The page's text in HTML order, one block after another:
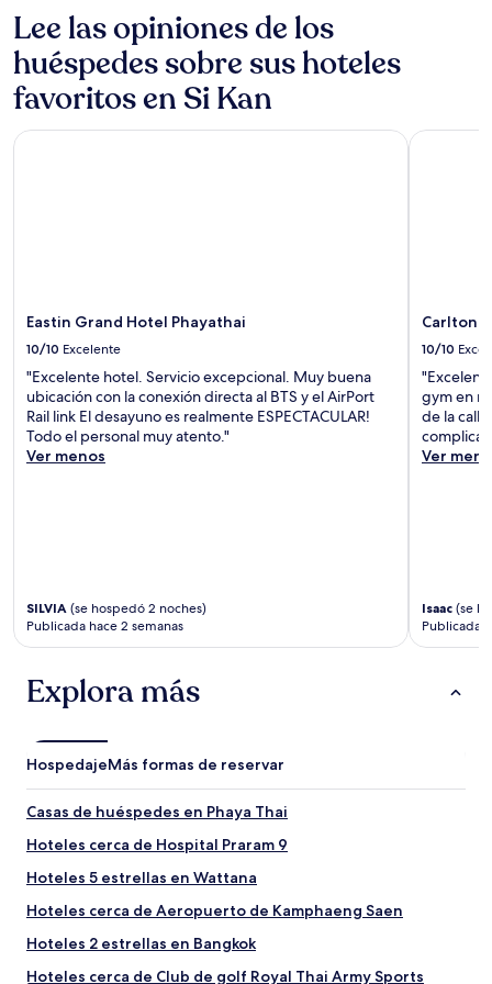
disponibilidad
están
sujetos
cambios.
términos
Lee las opiniones de los
huéspedes sobre sus hoteles
favoritos en Si Kan
Eastin Grand Hotel Phayathai
10/10 Excelente
"Excelente hotel. Servicio excepcional. Muy buena
ubicación con la conexión directa al BTS y el AirPort
Rail link El desayuno es realmente ESPECTACULAR!
Todo el personal muy atento."
Ver menos
SILVIA (se hospedó 2 noches)
Publicada hace 2 semanas
Eastin Grand Hotel Phayathai
Carlton
10/10
gym en
de la
Ver
Isaac (se
Publicada
Carlton
Explora más
HospedajeMás formas de reservar
Casas de huéspedes en Phaya Thai
Hoteles cerca de Hospital Praram 9
Hoteles 5 estrellas en Wattana
Hoteles cerca de Aeropuerto de Kamphaeng Saen
Hoteles 2 estrellas en Bangkok
Hoteles cerca de Club de golf Royal Thai Army Sports